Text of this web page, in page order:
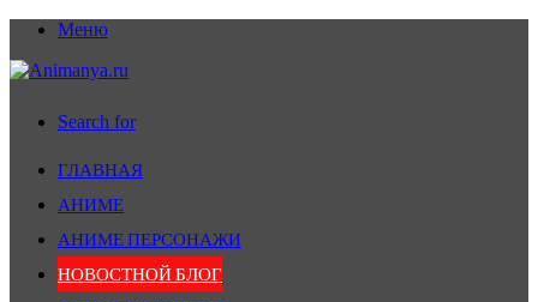
Меню
Search for
ГЛАВНАЯ
АНИМЕ
АНИМЕ ПЕРСОНАЖИ
НОВОСТНОЙ БЛОГ